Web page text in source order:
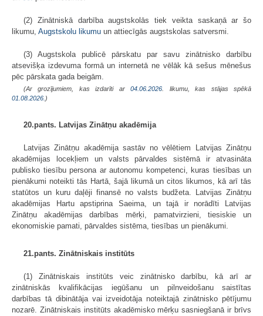
(2) Zinātniskā darbība augstskolās tiek veikta saskaņā ar šo
likumu, Augstskolu likumu un attiecīgās augstskolas satversmi.
(3) Augstskola publicē pārskatu par savu zinātnisko darbību
atsevišķa izdevuma formā un internetā ne vēlāk kā sešus mēnešus
pēc pārskata gada beigām.
(Ar grozījumiem, kas izdarīti ar04.06.2026 . likumu, kas stājas spēkā
01.08.2026. )
20.pants. Latvijas Zinātņu akadēmija
Latvijas Zinātņu akadēmija sastāv no vēlētiem Latvijas Zinātņu
akadēmijas locekļiem un valsts pārvaldes sistēmā ir atvasināta
publisko tiesību persona ar autonomu kompetenci, kuras tiesības un
pienākumi noteikti tās Hartā, šajā likumā un citos likumos, kā arī tās
statūtos un kuru daļēji finansē no valsts budžeta. Latvijas Zinātņu
akadēmijas Hartu apstiprina Saeima, un tajā ir norādīti Latvijas
Zinātņu akadēmijas darbības mērķi, pamatvirzieni, tiesiskie un
ekonomiskie pamati, pārvaldes sistēma, tiesības un pienākumi.
21.pants. Zinātniskais institūts
(1) Zinātniskais institūts veic zinātnisko darbību, kā arī ar
zinātniskās kvalifikācijas iegūšanu un pilnveidošanu saistītas
darbības tā dibinātāja vai izveidotāja noteiktajā zinātnisko pētījumu
nozarē. Zinātniskais institūts akadēmisko mērķu sasniegšanā ir brīvs